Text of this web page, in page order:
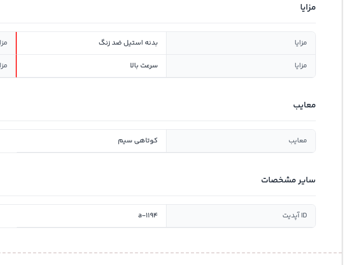
مزایا
مزایا بدنه استیل ضد زنگ
مزایا سرعت بالا
معایب
معایب کوتاهی سیم
سایر مشخصات
ID آپدیت a-1194